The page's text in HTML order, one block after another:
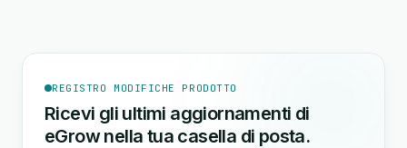
REGISTRO MODIFICHE PRODOTTO
Ricevi gli ultimi aggiornamenti di
eGrow nella tua casella di posta.